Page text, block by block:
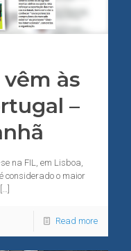
às
–
na FIL, em Lisboa,
considerado o maior
[…]
Read more